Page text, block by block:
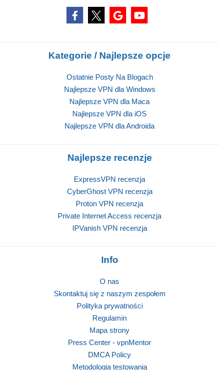
Kategorie / Najlepsze opcje
Ostatnie Posty Na Blogach
Najlepsze VPN dla Windows
Najlepsze VPN dla Maca
Najlepsze VPN dla iOS
Najlepsze VPN dla Androida
Najlepsze recenzje
ExpressVPN recenzja
CyberGhost VPN recenzja
Proton VPN recenzja
Private Internet Access recenzja
IPVanish VPN recenzja
Info
O nas
Skontaktuj się z naszym zespołem
Polityka prywatności
Regulamin
Mapa strony
Press Center - vpnMentor
DMCA Policy
Metodologia testowania